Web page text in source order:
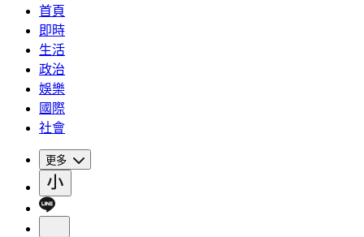
首頁
即時
生活
政治
娛樂
國際
社會
更多